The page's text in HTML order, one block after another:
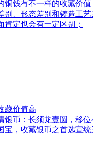
铜钱有不一样的收藏价
别、形态差别和铸造工
肯定也会有一定区别；
藏价值高
币：长须龙壹圆，移位
宝，收藏银币之首选宣